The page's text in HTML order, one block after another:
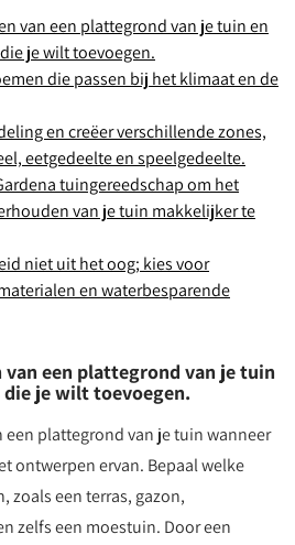
van een plattegrond van je tuin en
je wilt toevoegen.
die passen bij het klimaat en de
en creëer verschillende zones,
eetgedeelte en speelgedeelte.
tuingereedschap om het
van je tuin makkelijker te
niet uit het oog; kies voor
en waterbesparende
een plattegrond van je tuin
je wilt toevoegen.
een plattegrond van je tuin wanneer
ontwerpen ervan. Bepaal welke
zoals een terras, gazon,
zelfs een moestuin. Door een